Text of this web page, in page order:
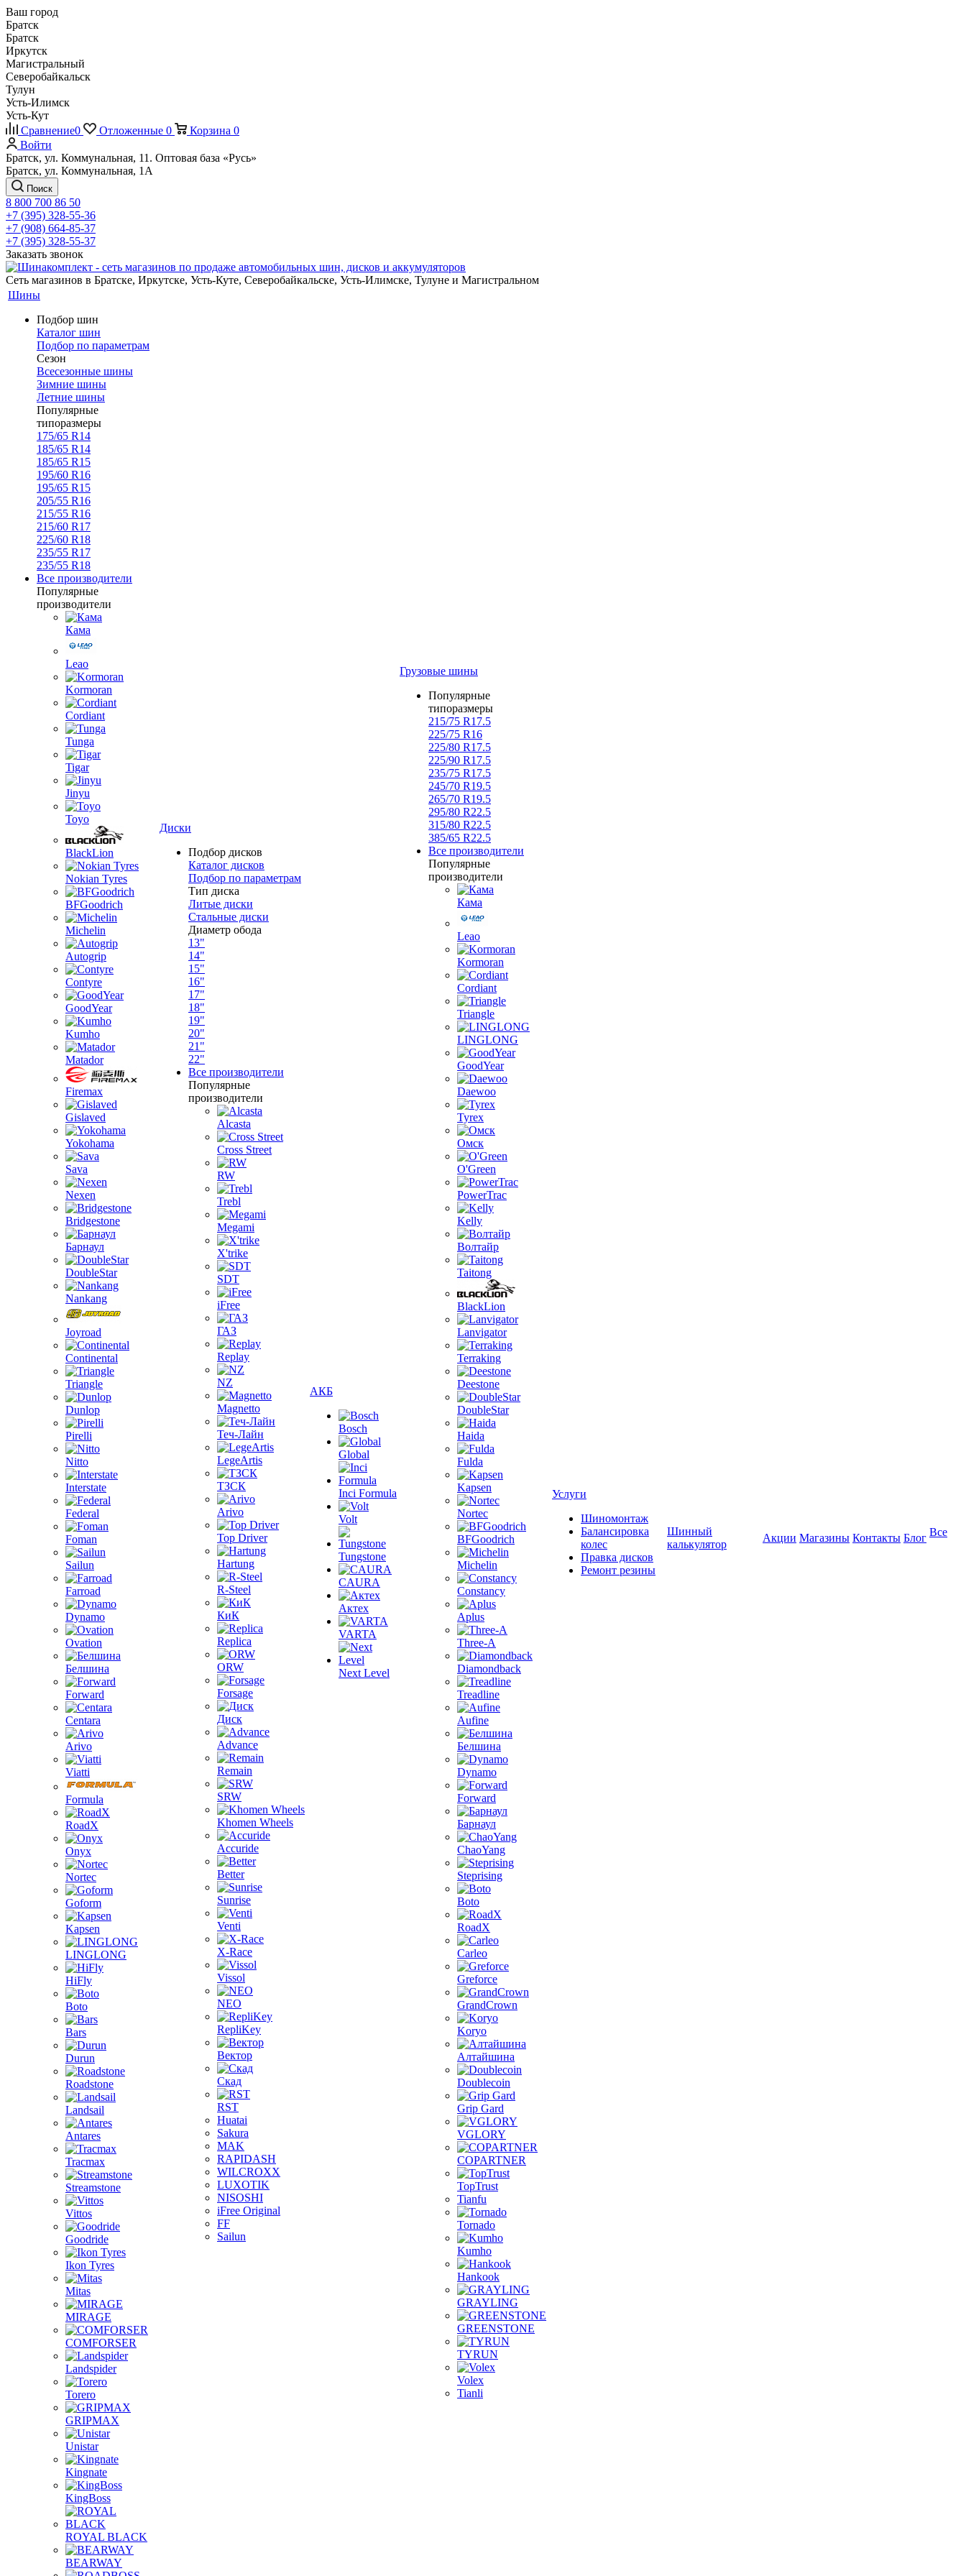
Ваш город
Братск
Братск
Иркутск
Магистральный
Северобайкальск
Тулун
Усть-Илимск
Усть-Кут
Сравнение0 Отложенные 0 Корзина 0
Войти
Братск, ул. Коммунальная, 11. Оптовая база «Русь»
Братск, ул. Коммунальная, 1А
Поиск
8 800 700 86 50
+7 (395) 328-55-36
+7 (908) 664-85-37
+7 (395) 328-55-37
Заказать звонок
Сеть магазинов в Братске, Иркутске, Усть-Куте, Северобайкальске, Усть-Илимске, Тулуне и Магистральном
Шины
Подбор шин
Каталог шин
Подбор по параметрам
Сезон
Всесезонные шины
Зимние шины
Летние шины
Популярные
типоразмеры
175/65 R14
185/65 R14
185/65 R15
195/60 R16
195/65 R15
205/55 R16
215/55 R16
215/60 R17
225/60 R18
235/55 R17
235/55 R18
Все производители
Популярные
производители
Кама
Leao
Kormoran
Cordiant
Tunga
Tigar
Jinyu
Toyo
BlackLion
Nokian Tyres
BFGoodrich
Michelin
Autogrip
Contyre
GoodYear
Kumho
Matador
Firemax
Gislaved
Yokohama
Sava
Nexen
Bridgestone
Барнаул
DoubleStar
Nankang
Joyroad
Continental
Triangle
Dunlop
Pirelli
Nitto
Interstate
Federal
Foman
Sailun
Farroad
Dynamo
Ovation
Белшина
Forward
Centara
Arivo
Viatti
Formula
RoadX
Onyx
Nortec
Goform
Kapsen
LINGLONG
HiFly
Boto
Bars
Durun
Roadstone
Landsail
Antares
Tracmax
Streamstone
Vittos
Goodride
Ikon Tyres
Mitas
MIRAGE
COMFORSER
Landspider
Torero
GRIPMAX
Unistar
Kingnate
KingBoss
ROYAL BLACK
BEARWAY
Диски
Подбор дисков
Каталог дисков
Подбор по параметрам
Тип диска
Литые диски
Стальные диски
Диаметр обода
13"
14"
15"
16"
17"
18"
19"
20"
21"
22"
Все производители
Популярные
производители
Alcasta
Cross Street
RW
Trebl
Megami
X'trike
SDT
iFree
ГАЗ
Replay
NZ
Magnetto
Теч-Лайн
LegeArtis
ТЗСК
Arivo
Top Driver
Hartung
R-Steel
КиК
Replica
ORW
Forsage
Диск
Advance
Remain
SRW
Khomen Wheels
Accuride
Better
Sunrise
Venti
X-Race
Vissol
NEO
RepliKey
Вектор
Скад
RST
Huatai
Sakura
MAK
RAPIDASH
WILCROXX
LUXOTIK
NISOSHI
iFree Original
FF
Sailun
АКБ
Bosch
Global
Inci Formula
Volt
Tungstone
CAURA
Актех
VARTA
Next Level
Грузовые шины
Популярные
типоразмеры
215/75 R17.5
225/75 R16
225/80 R17.5
225/90 R17.5
235/75 R17.5
245/70 R19.5
265/70 R19.5
295/80 R22.5
315/80 R22.5
385/65 R22.5
Все производители
Популярные
производители
Кама
Leao
Kormoran
Cordiant
Triangle
LINGLONG
GoodYear
Daewoo
Tyrex
Омск
O'Green
PowerTrac
Kelly
Волтайр
Taitong
BlackLion
Lanvigator
Terraking
Deestone
DoubleStar
Haida
Fulda
Kapsen
Nortec
BFGoodrich
Michelin
Constancy
Aplus
Three-A
Diamondback
Treadline
Aufine
Белшина
Dynamo
Forward
Барнаул
ChaoYang
Steprising
Boto
RoadX
Carleo
Greforce
GrandCrown
Koryo
Алтайшина
Doublecoin
Grip Gard
VGLORY
COPARTNER
TopTrust
Tianfu
Tornado
Kumho
Hankook
GRAYLING
GREENSTONE
TYRUN
Volex
Tianli
Услуги
Шиномонтаж
Балансировка
колес
Правка дисков
Ремонт резины
Шинный
калькулятор
Акции Магазины Контакты Блог Все